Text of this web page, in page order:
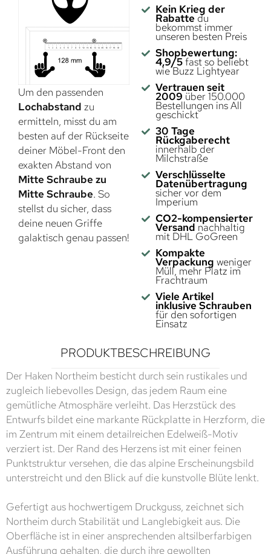
Um den passenden
Lochabstand zu
ermitteln, misst du am
besten auf der Rückseite
deiner Möbel-Front den
exakten Abstand von
Mitte Schraube zu
Mitte Schraube. So
stellst du sicher, dass
deine neuen Griffe
galaktisch genau passen!
Kein Krieg der
Rabatte du
bekommst immer
unseren besten Preis
Shopbewertung:
4,9/5fast so beliebt
wie Buzz Lightyear
Vertrauen seit
2009 über 150.000
Bestellungen ins All
geschickt
30 Tage
Rückgaberecht
innerhalb der
Milchstraße
Verschlüsselte
Datenübertragung
sicher vor dem
Imperium
CO2-kompensierter
Versand nachhaltig
mit DHL GoGreen
Kompakte
Verpackung weniger
Müll, mehr Platz im
Frachtraum
Viele Artikel
inklusive Schrauben
für den sofortigen
Einsatz
PRODUKTBESCHREIBUNG
Der Haken Northeim besticht durch sein rustikales und
zugleich liebevolles Design, das jedem Raum eine
gemütliche Atmosphäre verleiht. Das Herzstück des
Entwurfs bildet eine markante Rückplatte in Herzform, die
im Zentrum mit einem detailreichen Edelweiß-Motiv
verziert ist. Der Rand des Herzens ist mit einer feinen
Punktstruktur versehen, die das alpine Erscheinungsbild
unterstreicht und den Blick auf die kunstvolle Blüte lenkt.
Gefertigt aus hochwertigem Druckguss, zeichnet sich
Northeim durch Stabilität und Langlebigkeit aus. Die
Oberfläche ist in einer ansprechenden altsilberfarbigen
Ausführung gehalten, die durch ihre gewollten